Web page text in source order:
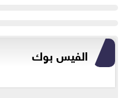
الفيس بوك